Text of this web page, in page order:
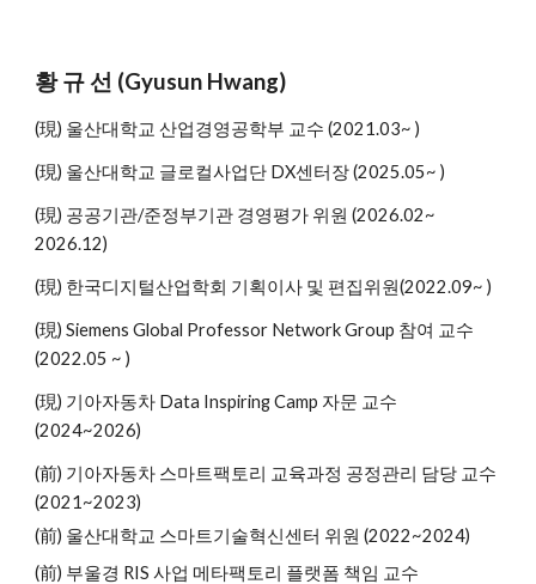
황 규 선 (Gyusun Hwang)
(現) 울산대학교 산업경영공학부 교수 (2021.03~ )
(現) 울산대학교 글로컬사업단 DX센터장(2025.05~ )
(現) 공공기관/준정부기관 경영평가 위원(2026.02~
2026.12)
(現) 한국디지털산업학회 기획이사 및 편집위원(2022.09~ )
(現) Siemens Global Professor Network Group 참여 교수
(2022.05 ~ )
(現) 기아자동차 Data Inspiring Camp 자문 교수
(2024~2026)
(前) 기아자동차 스마트팩토리 교육과정 공정관리 담당 교수
(2021~2023)
(前) 울산대학교 스마트기술혁신센터 위원 (2022~2024)
(前) 부울경 RIS 사업 메타팩토리 플랫폼 책임 교수